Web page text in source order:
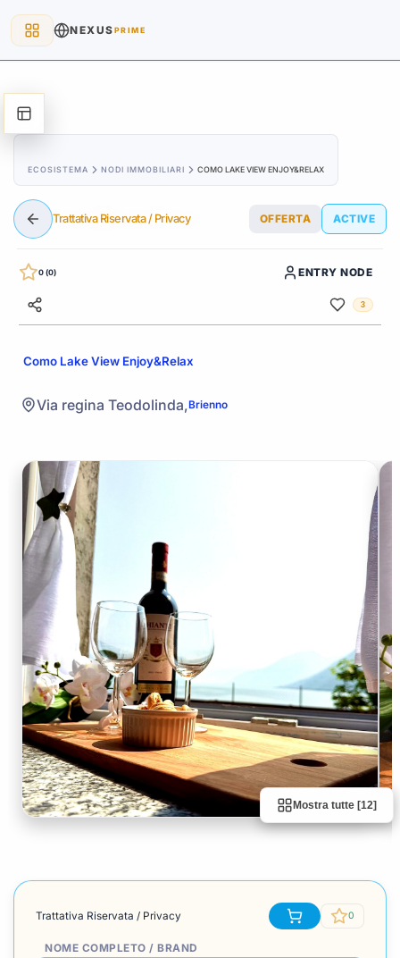
NEXUS PRIME
ECOSISTEMA NODI IMMOBILIARI COMO LAKE VIEW ENJOY&RELAX
Trattativa Riservata / Privacy OFFERTA ACTIVE
Via regina Teodolinda,Brienno
Como Lake View Enjoy&Relax
0 (0) ENTRY NODE
3
Mostra tutte [12]
Trattativa Riservata / Privacy 0
NOME COMPLETO / BRAND